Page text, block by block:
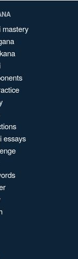
mastery
essays